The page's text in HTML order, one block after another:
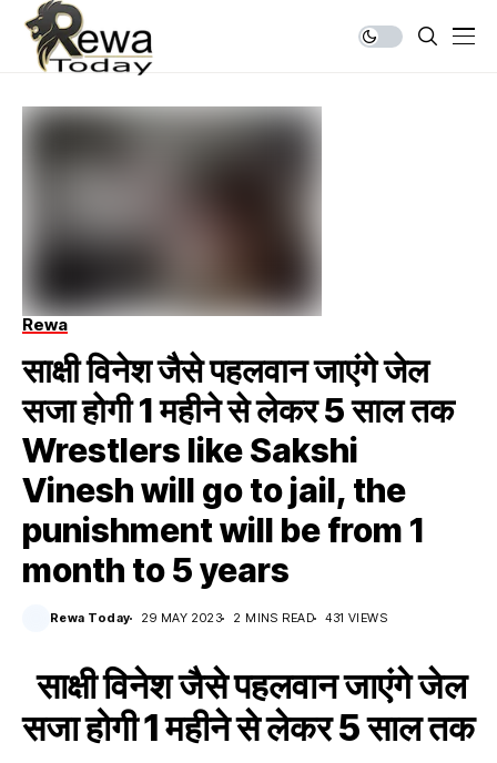
Rewa
साक्षी विनेश जैसे पहलवान जाएंगे जेल
सजा होगी 1 महीने से लेकर 5 साल तक
Wrestlers like Sakshi
Vinesh will go to jail, the
punishment will be from 1
month to 5 years
Rewa Today 29 MAY 2023 2 MINS READ 431 VIEWS
साक्षी विनेश जैसे पहलवान जाएंगे जेल
सजा होगी 1 महीने से लेकर 5 साल तक